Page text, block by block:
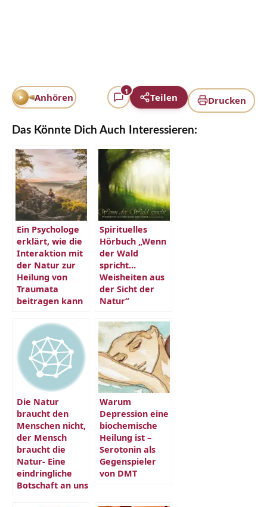
Drucken
Anhören
1
Teilen
Das Könnte Dich Auch Interessieren:
Ein Psychologe
erklärt, wie die
Interaktion mit
der Natur zur
Heilung von
Traumata
beitragen kann
Spirituelles
Hörbuch „Wenn
der Wald
spricht…
Weisheiten aus
der Sicht der
Natur“
Die Natur
braucht den
Menschen nicht,
der Mensch
braucht die
Natur- Eine
eindringliche
Botschaft an uns
Warum
Depression eine
biochemische
Heilung ist –
Serotonin als
Gegenspieler
von DMT